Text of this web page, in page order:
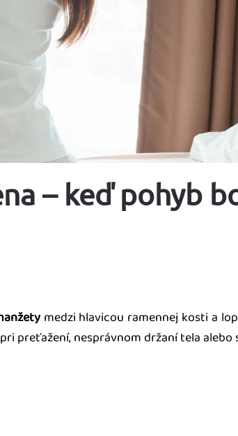
– keď pohyb
medzi hlavicou ramennej kosti a
preťažení, nesprávnom držaní tela